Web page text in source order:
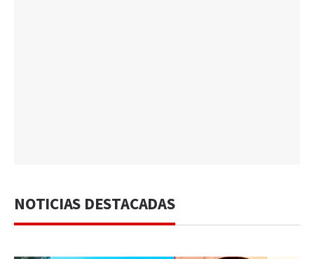
NOTICIAS DESTACADAS